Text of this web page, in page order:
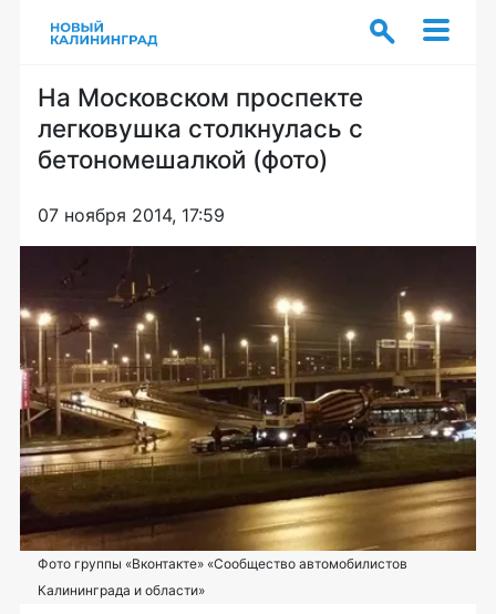
На Московском проспекте
легковушка столкнулась с
бетономешалкой (фото)
07 ноября 2014, 17:59
Фото группы «Вконтакте» «Сообщество автомобилистов
Калининграда и области»